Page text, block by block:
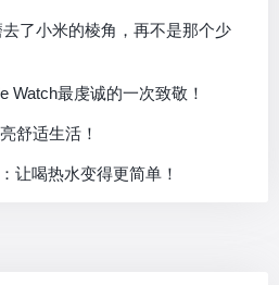
去了小米的棱角，再不是那个少
Watch最虔诚的一次致敬！
舒适生活！
让喝热水变得更简单！